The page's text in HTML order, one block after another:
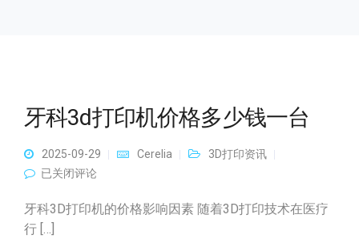
牙科3d打印机价格多少钱一台
2025-09-29 Cerelia
3D打印资讯
牙科3d打印机价格多少钱一台
已关闭评论
牙科3D打印机的价格影响因素 随着3D打印技术在医疗
行 […]